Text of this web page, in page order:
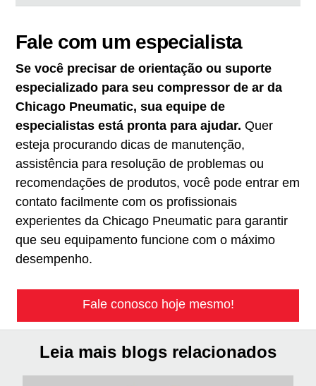
Fale com um especialista
Se você precisar de orientação ou suporte
especializado para seu compressor de ar da
Chicago Pneumatic, sua equipe de
especialistas está pronta para ajudar. Quer
esteja procurando dicas de manutenção,
assistência para resolução de problemas ou
recomendações de produtos, você pode entrar em
contato facilmente com os profissionais
experientes da Chicago Pneumatic para garantir
que seu equipamento funcione com o máximo
desempenho.
Fale conosco hoje mesmo!
Leia mais blogs relacionados